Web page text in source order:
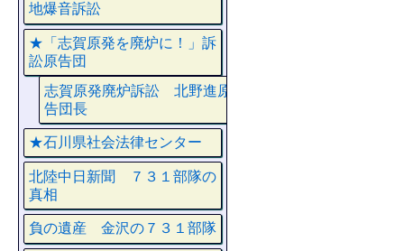
地爆音訴訟
★「志賀原発を廃炉に！」訴
訟原告団
志賀原発廃炉訴訟 北野進原
告団長
★石川県社会法律センター
北陸中日新聞 ７３１部隊の
真相
負の遺産 金沢の７３１部隊